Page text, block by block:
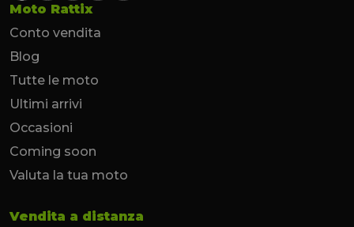
Moto Rattix
Conto vendita
Blog
Tutte le moto
Ultimi arrivi
Occasioni
Coming soon
Valuta la tua moto
Vendita a distanza